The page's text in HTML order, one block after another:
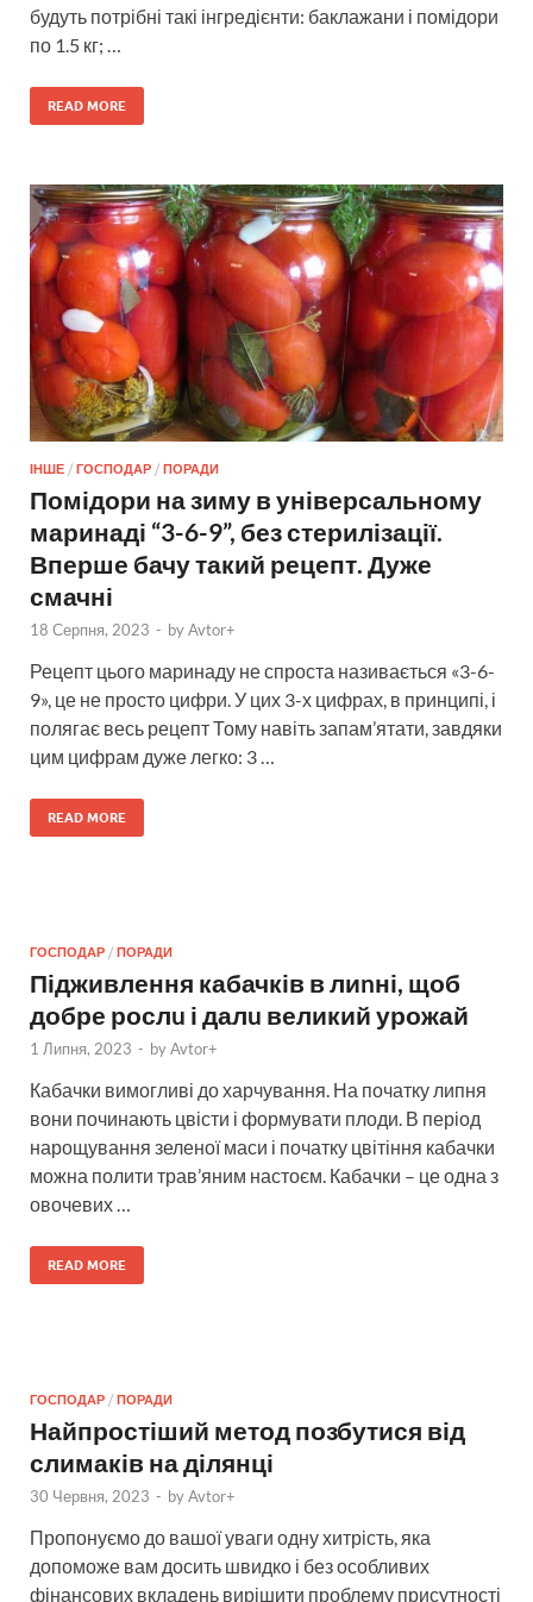
будуть потрібні такі інгредієнти: баклажани і помідори
по 1.5 кг; …
READ MORE
ІНШЕ / ГОСПОДАР / ПОРАДИ
Помідори на зиму в універсальному
маринаді “3-6-9”, без стерилізації.
Вперше бачу такий рецепт. Дуже
смачні
18 Серпня, 2023 - byAvtor+
Рецепт цього маринаду не спроста називається «3-6-
9», це не просто цифри. У цих 3-х цифрах, в принципі, і
полягає весь рецепт Тому навіть запам’ятати, завдяки
цим цифрам дуже легко: 3 …
READ MORE
ГОСПОДАР / ПОРАДИ
Підживлення кабачків в лиnні, щоб
добре рослu і далu великий урожай
1 Липня, 2023 - byAvtor+
Кабачки вимогливі до харчування. На початку липня
вони починають цвісти і формувати плоди. В період
нарощування зеленої маси і початку цвітіння кабачки
можна полити трав’яним настоєм. Кабачки – це одна з
овочевих …
READ MORE
ГОСПОДАР / ПОРАДИ
Найпростіший метод позбутися від
слимаків на ділянці
30 Червня, 2023 - byAvtor+
Пропонуємо до вашої уваги одну хитрість, яка
допоможе вам досить швидко і без особливих
фінансових вкладень вирішити проблему присутності